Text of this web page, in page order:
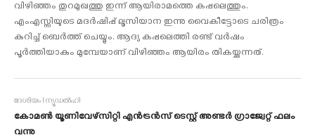
വിഴിഞ്ഞം തുറമുഖത്തു ഇന്ന് ആയിരാമത്തെ കപ്പലെത്തും.
എംഎസ്സിയുടെ മദര്‍ഷിപ്പ് ലൂസിയാന ഇന്നു വൈകീട്ടോടെ ചരിത്രം
കുറിച്ച് ബെര്‍ത്ത് ചെയ്യും. ആദ്യ കപ്പലെത്തി രണ്ട് വര്‍ഷം
പൂര്‍ത്തിയാകും മുമ്പേയാണ് വിഴിഞ്ഞം ആയിരം തികയ്ക്കുന്നത്.
ദേശീയം I ന്യൂഡൽഹി
കോമൺ യൂണിവേഴ്സിറ്റി എൻട്രൻസ് ടെസ്റ്റ് അണ്ടർ ഗ്രാജ്വേറ്റ് ഫലം
വന്നു